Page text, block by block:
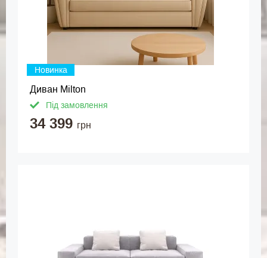
Новинка
Диван Milton
Під замовлення
34 399 грн